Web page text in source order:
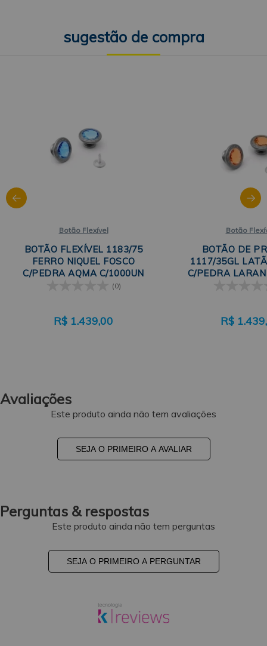
Botão Flexível
BOTÃO FLEXÍVEL 1183/75
FERRO NIQUEL FOSCO
C/PEDRA AQMA C/1000UN
(0)
R$ 1.439,00
Botão
BOTÃO DE
1117/35GL
C/PEDRA
R$
Avaliações
Este produto ainda não tem avaliações
SEJA O PRIMEIRO A AVALIAR
Perguntas & respostas
Este produto ainda não tem perguntas
SEJA O PRIMEIRO A PERGUNTAR